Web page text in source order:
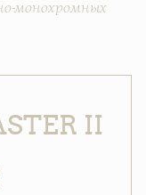
монохромных
II